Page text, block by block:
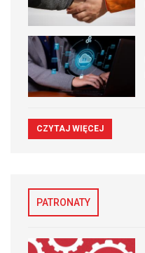
CZYTAJ WIĘCEJ
PATRONATY